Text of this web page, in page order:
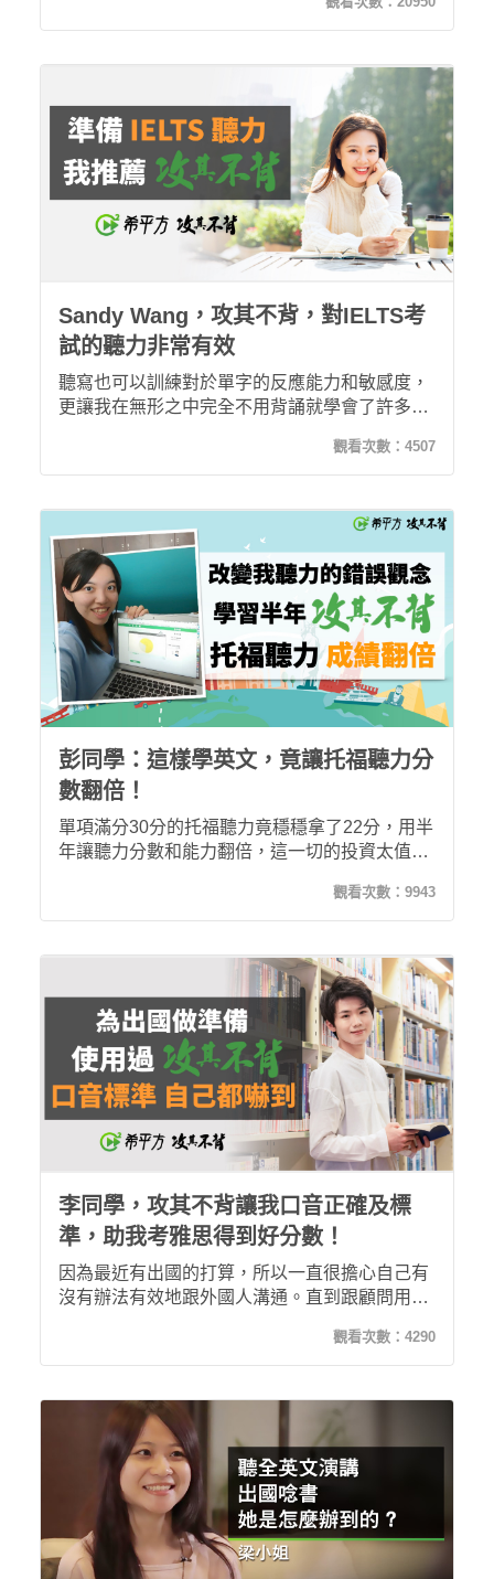
解，更別說是到澳洲打工度假所需要的英文水準
了......。
Sandy Wang，攻其不背，對IELTS考
試的聽力非常有效
聽寫也可以訓練對於單字的反應能力和敏感度，
更讓我在無形之中完全不用背誦就學會了許多單
觀看次數： 4507
彭同學：這樣學英文，竟讓托福聽力分
數翻倍！
單項滿分30分的托福聽力竟穩穩拿了22分，用半
年讓聽力分數和能力翻倍，這一切的投資太值得
觀看次數： 9943
李同學，攻其不背讓我口音正確及標
準，助我考雅思得到好分數！
因為最近有出國的打算，所以一直很擔心自己有
沒有辦法有效地跟外國人溝通。直到跟顧問用英
觀看次數： 4290